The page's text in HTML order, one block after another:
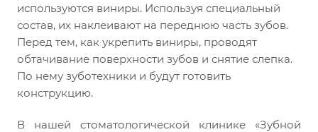
используются виниры. Используя специальный
состав, их наклеивают на переднюю часть зубов.
Перед тем, как укрепить виниры, проводят
обтачивание поверхности зубов и снятие слепка.
По нему зуботехники и будут готовить
конструкцию.
В нашей стоматологической клинике «Зубной